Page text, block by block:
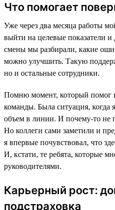
Что помогает
Уже через два месяца работы
выйти на целевые показатели
смены мы разбирали, какие
можно улучшить. Такую
но и остальные сотрудники.
Помню момент, который помог
команды. Была ситуация, когда
объем в линии. И почему-то не
Но коллеги сами заметили и
я впервые почувствовал, что
И, кстати, те ребята, которые
руководителями.
Карьерный рост:
подстраховка